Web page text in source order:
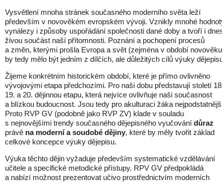
Vysvětlení mnoha stránek současného moderního světa leží
především v novověkém evropském vývoji. Vznikly mnohé
vynálezy i způsoby uspořádání společnosti dané doby a tvoří i
živou součást naší přítomnosti. Poznání a pochopení procesů
a změn, kterými prošla Evropa a svět (zejména v období
by tedy mělo být jedním z dílčích, ale důležitých cílů výuky
Žijeme konkrétním historickém období, které je přímo ovlivněno
vývojovými etapa předchozími. Pro naši dobu představují století
19. a 20. dějinnou etapu, která nejvíce ovlivňuje naši současnost
a blízkou budoucnost. Jsou tedy pro akulturaci žáka
Proto RVP GV (podobně jako RVP ZV) klade v souladu
s nejnovějšími trendy současného dějepisného vyučování důraz
právě na moderní a soudobé dějiny, které by měly tvořit základ
celkové koncepce výuky dějepisu.
Výuka těchto dějin vyžaduje především systematické vzdělávání
učitele a specifické metodické přístupy. RPV GV předpokládá
a nabízí možnost prezentovat učivo prostřednictvím moderních